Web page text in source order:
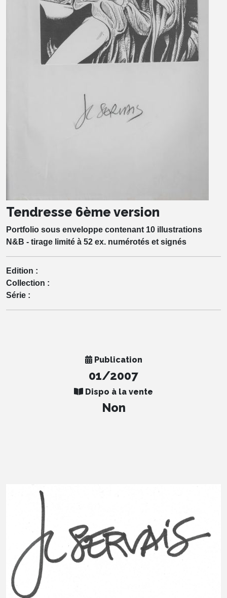
Tendresse 6ème version
Portfolio sous enveloppe contenant 10 illustrations
N&B - tirage limité à 52 ex. numérotés et signés
Edition :
Collection :
Série :
Publication
01/2007
Dispo à la vente
Non